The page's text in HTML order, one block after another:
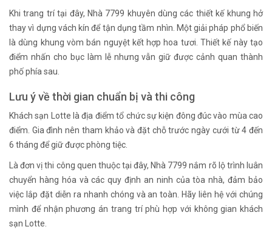
Khi trang trí tại đây, Nhà 7799 khuyên dùng các thiết kế khung hở
thay vì dựng vách kín để tận dụng tầm nhìn. Một giải pháp phổ biến
là dùng khung vòm bán nguyệt kết hợp hoa tươi. Thiết kế này tạo
điểm nhấn cho bục làm lễ nhưng vẫn giữ được cảnh quan thành
phố phía sau.
Lưu ý về thời gian chuẩn bị và thi công
Khách sạn Lotte là địa điểm tổ chức sự kiện đông đúc vào mùa cao
điểm. Gia đình nên tham khảo và đặt chỗ trước ngày cưới từ 4 đến
6 tháng để giữ được phòng tiệc.
Là đơn vị thi công quen thuộc tại đây, Nhà 7799 nắm rõ lộ trình luân
chuyển hàng hóa và các quy định an ninh của tòa nhà, đảm bảo
việc lắp đặt diễn ra nhanh chóng và an toàn. Hãy liên hệ với chúng
mình để nhận phương án trang trí phù hợp với không gian khách
sạn Lotte.